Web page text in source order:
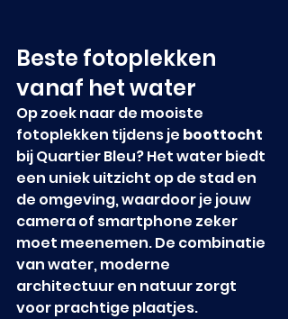
Beste fotoplekken
vanaf het water
Op zoek naar de mooiste
fotoplekken tijdens je boottocht
bij Quartier Bleu? Het water biedt
een uniek uitzicht op de stad en
de omgeving, waardoor je jouw
camera of smartphone zeker
moet meenemen. De combinatie
van water, moderne
architectuur en natuur zorgt
voor prachtige plaatjes.